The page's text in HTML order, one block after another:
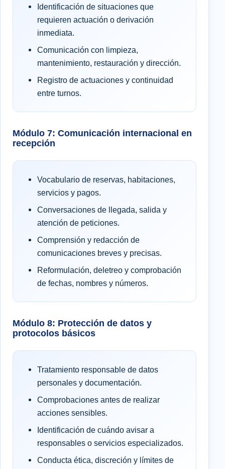
Identificación de situaciones que
requieren actuación o derivación
inmediata.
Comunicación con limpieza,
mantenimiento, restauración y dirección.
Registro de actuaciones y continuidad
entre turnos.
Módulo 7: Comunicación internacional en
recepción
Vocabulario de reservas, habitaciones,
servicios y pagos.
Conversaciones de llegada, salida y
atención de peticiones.
Comprensión y redacción de
comunicaciones breves y precisas.
Reformulación, deletreo y comprobación
de fechas, nombres y números.
Módulo 8: Protección de datos y
protocolos básicos
Tratamiento responsable de datos
personales y documentación.
Comprobaciones antes de realizar
acciones sensibles.
Identificación de cuándo avisar a
responsables o servicios especializados.
Conducta ética, discreción y límites de